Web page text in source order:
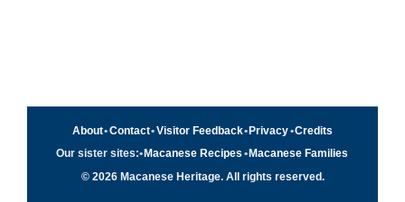
About•Contact•Visitor Feedback•Privacy•Credits
Our sister sites:• Macanese Recipes • Macanese Families
© 2026 Macanese Heritage. All rights reserved.